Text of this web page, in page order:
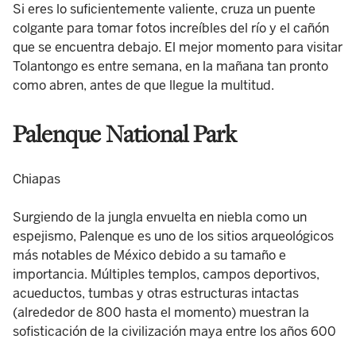
Si eres lo suficientemente valiente, cruza un puente
colgante para tomar fotos increíbles del río y el cañón
que se encuentra debajo. El mejor momento para visitar
Tolantongo es entre semana, en la mañana tan pronto
como abren, antes de que llegue la multitud.
Palenque National Park
Chiapas
Surgiendo de la jungla envuelta en niebla como un
espejismo, Palenque es uno de los sitios arqueológicos
más notables de México debido a su tamaño e
importancia. Múltiples templos, campos deportivos,
acueductos, tumbas y otras estructuras intactas
(alrededor de 800 hasta el momento) muestran la
sofisticación de la civilización maya entre los años 600